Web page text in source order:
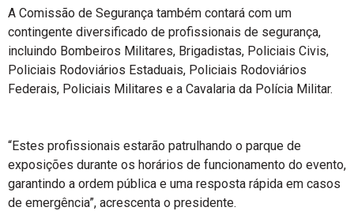
A Comissão de Segurança também contará com um
contingente diversificado de profissionais de segurança,
incluindo Bombeiros Militares, Brigadistas, Policiais Civis,
Policiais Rodoviários Estaduais, Policiais Rodoviários
Federais, Policiais Militares e a Cavalaria da Polícia Militar.
“Estes profissionais estarão patrulhando o parque de
exposições durante os horários de funcionamento do evento,
garantindo a ordem pública e uma resposta rápida em casos
de emergência”, acrescenta o presidente.